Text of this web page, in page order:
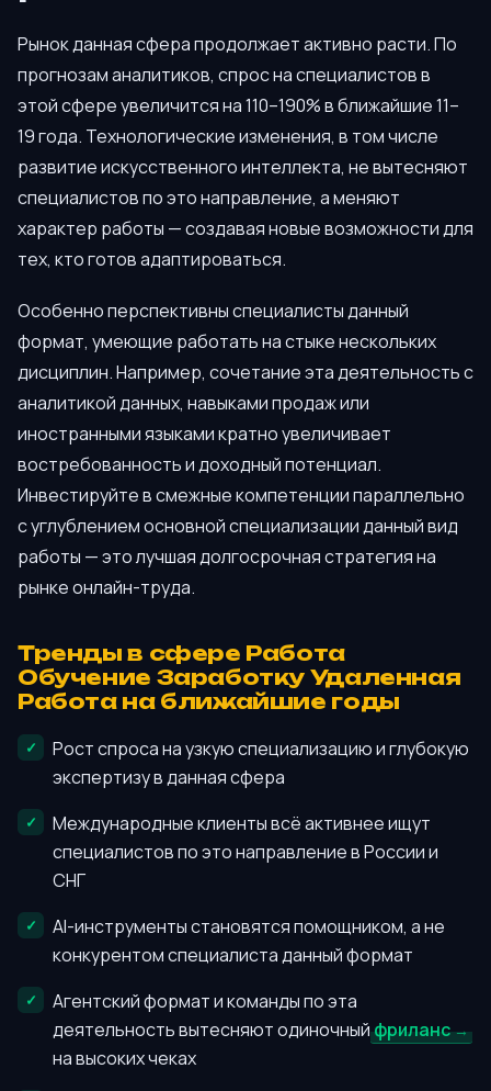
Рынок данная сфера продолжает активно расти. По
прогнозам аналитиков, спрос на специалистов в
этой сфере увеличится на 110–190% в ближайшие 11–
19 года. Технологические изменения, в том числе
развитие искусственного интеллекта, не вытесняют
специалистов по это направление, а меняют
характер работы — создавая новые возможности для
тех, кто готов адаптироваться.
Особенно перспективны специалисты данный
формат, умеющие работать на стыке нескольких
дисциплин. Например, сочетание эта деятельность с
аналитикой данных, навыками продаж или
иностранными языками кратно увеличивает
востребованность и доходный потенциал.
Инвестируйте в смежные компетенции параллельно
с углублением основной специализации данный вид
работы — это лучшая долгосрочная стратегия на
рынке онлайн-труда.
Тренды в сфере Работа
Обучение Заработку Удаленная
Работа на ближайшие годы
Рост спроса на узкую специализацию и глубокую
экспертизу в данная сфера
Международные клиенты всё активнее ищут
специалистов по это направление в России и
СНГ
AI-инструменты становятся помощником, а не
конкурентом специалиста данный формат
Агентский формат и команды по эта
деятельность вытесняют одиночныйфриланс
на высоких чеках